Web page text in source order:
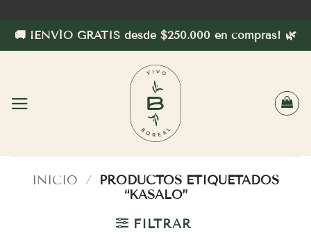
contenido
🚚 ¡ENVÍO GRATIS desde $250.000 en compras! 🌿
INICIO / PRODUCTOS ETIQUETADOS
“KASALO”
FILTRAR